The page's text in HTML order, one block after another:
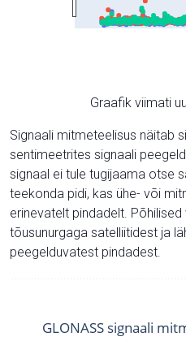
Graafik viimati
Signaali mitmeteelisus näitab
sentimeetrites signaali
signaal ei tule tugijaama otse
teekonda pidi, kas ühe- või
erinevatelt pindadelt.
tõusunurgaga satelliitidest ja
peegelduvatest pindadest.
GLONASS signaali